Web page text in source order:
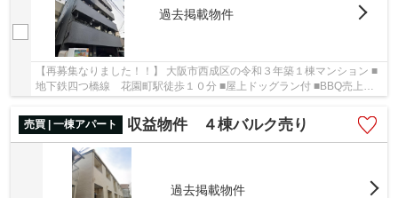
過去掲載物件
【再募集なりました！！】 大阪市西成区の令和３年築１棟マンション ■
地下鉄四つ橋線 花園町駅徒歩１０分 ■屋上ドッグラン付 ■BBQ売上あ
売買 | 一棟アパート
収益物件 ４棟バルク売り
過去掲載物件